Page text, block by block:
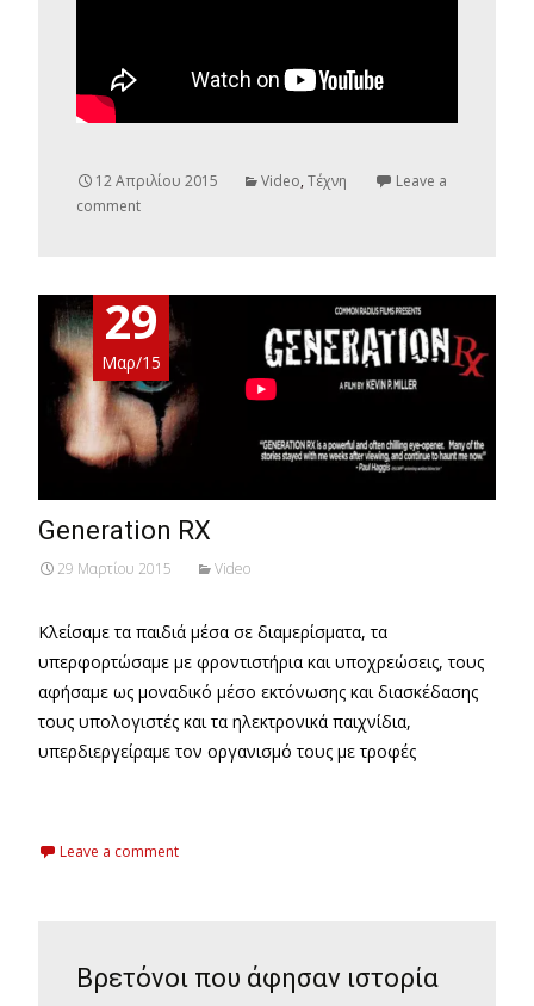
12 Απριλίου 2015 Video, Τέχνη
Leave a
comment
29
Μαρ/15
Generation RX
29 Μαρτίου 2015 Video
Κλείσαμε τα παιδιά μέσα σε διαμερίσματα, τα
υπερφορτώσαμε με φροντιστήρια και υποχρεώσεις, τους
αφήσαμε ως μοναδικό μέσο εκτόνωσης και διασκέδασης
τους υπολογιστές και τα ηλεκτρονικά παιχνίδια,
υπερδιεργείραμε τον οργανισμό τους με τροφές
Leave a comment
Βρετόνοι που άφησαν ιστορία